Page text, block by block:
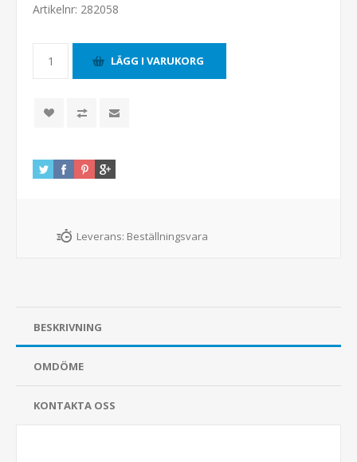
Artikelnr: 282058
Leverans: Beställningsvara
BESKRIVNING
OMDÖME
KONTAKTA OSS